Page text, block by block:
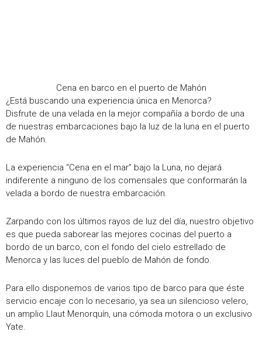
Cena en barco en el puerto de Mahón
¿Está buscando una experiencia única en Menorca?
Disfrute de una velada en la mejor compañía a bordo de una
de nuestras embarcaciones bajo la luz de la luna en el puerto
de Mahón.
La experiencia “Cena en el mar” bajo la Luna, no dejará
indiferente a ninguno de los comensales que conformarán la
velada a bordo de nuestra embarcación.
Zarpando con los últimos rayos de luz del día, nuestro objetivo
es que pueda saborear las mejores cocinas del puerto a
bordo de un barco, con el fondo del cielo estrellado de
Menorca y las luces del pueblo de Mahón de fondo.
Para ello disponemos de varios tipo de barco para que éste
servicio encaje con lo necesario, ya sea un silencioso velero,
un amplio Llaut Menorquín, una cómoda motora o un exclusivo
Yate.